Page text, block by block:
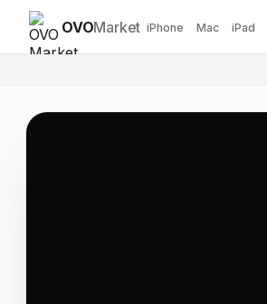
OVOMarket iPhone Mac iPad